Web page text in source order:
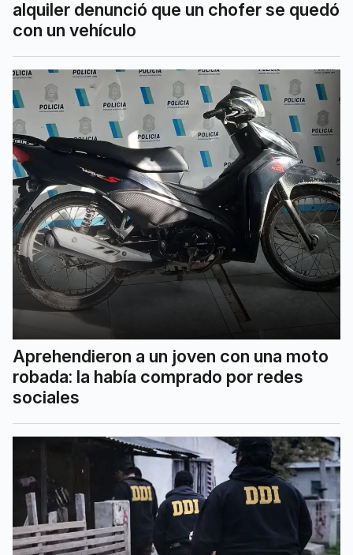
alquiler denunció que un chofer se quedó
con un vehículo
Aprehendieron a un joven con una moto
robada: la había comprado por redes
sociales